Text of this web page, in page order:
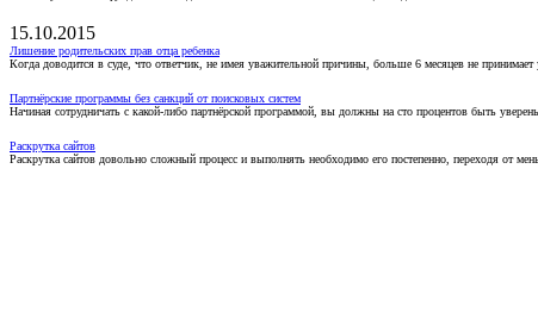
15.10.2015
Лишение родительских прав отца ребенка
Когда доводится в суде, что ответчик, не имея уважительной причины, больше 6 месяцев не
Партнёрские программы без санкций от поисковых систем
Начиная сотрудничать с какой-либо партнёрской программой, вы должны на сто процентов быть
Раскрутка сайтов
Раскрутка сайтов довольно сложный процесс и выполнять необходимо его постепенно, переходя от